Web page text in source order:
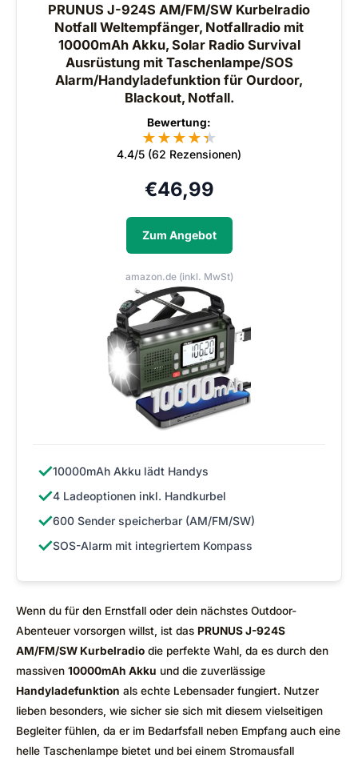
PRUNUS J-924S AM/FM/SW Kurbelradio
Notfall Weltempfänger, Notfallradio mit
10000mAh Akku, Solar Radio Survival
Ausrüstung mit Taschenlampe/SOS
Alarm/Handyladefunktion für Ourdoor,
Blackout, Notfall.
Bewertung:
★★★★★
★
4.4/5 (62 Rezensionen)
€46,99
Zum Angebot
amazon.de (inkl. MwSt)
✓10000mAh Akku lädt Handys
✓4 Ladeoptionen inkl. Handkurbel
✓600 Sender speicherbar (AM/FM/SW)
✓SOS-Alarm mit integriertem Kompass
Wenn du für den Ernstfall oder dein nächstes Outdoor-
Abenteuer vorsorgen willst, ist das PRUNUS J-924S
AM/FM/SW Kurbelradio die perfekte Wahl, da es durch den
massiven 10000mAh Akku und die zuverlässige
Handyladefunktion als echte Lebensader fungiert. Nutzer
lieben besonders, wie sicher sie sich mit diesem vielseitigen
Begleiter fühlen, da er im Bedarfsfall neben Empfang auch eine
helle Taschenlampe bietet und bei einem Stromausfall